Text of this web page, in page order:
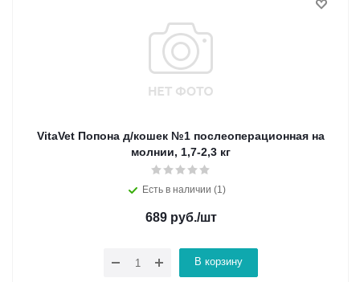
VitaVet Попона д/кошек №1 послеоперационная на
молнии, 1,7-2,3 кг
Есть в наличии (1)
689руб./шт
В корзину